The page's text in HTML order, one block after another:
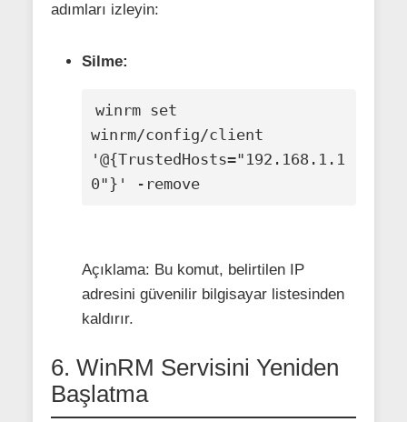
adımları izleyin:
Silme:
winrm set
winrm/config/client
'@{TrustedHosts="192.168.1.1
0"}' -remove
Açıklama: Bu komut, belirtilen IP
adresini güvenilir bilgisayar listesinden
kaldırır.
6. WinRM Servisini Yeniden
Başlatma